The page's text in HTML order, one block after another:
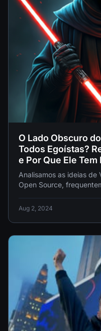
O Lado Obscuro
Todos Egoístas?
e Por Que Ele Tem
Analisamos as ideias
Open Source,
Aug 2, 2024